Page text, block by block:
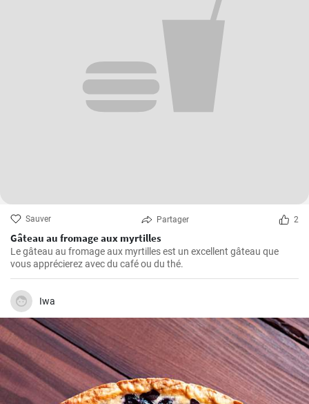
Sauver Partager 2
Gâteau au fromage aux myrtilles
Le gâteau au fromage aux myrtilles est un excellent gâteau que
vous apprécierez avec du café ou du thé.
Iwa